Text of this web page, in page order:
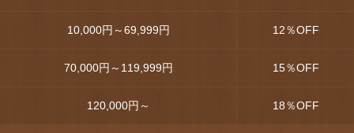
10,000円～69,999円 12％OFF
70,000円～119,999円 15％OFF
120,000円～ 18％OFF